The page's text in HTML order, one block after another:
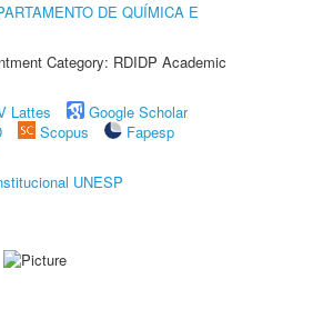
DE QUÍMICA E
Category: RDIDP Academic
Lattes
Google Scholar
Scopus
Fapesp
UNESP